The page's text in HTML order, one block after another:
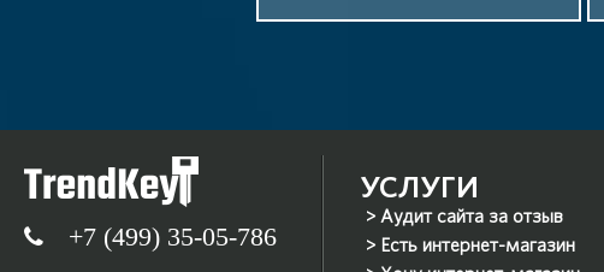
+7 (499) 35-05-786
УСЛУГИ
Аудит сайта за отзыв
Есть интернет-магазин